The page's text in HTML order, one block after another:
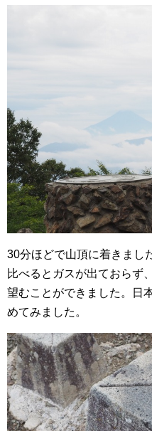
30分ほどで山頂に着きまし
比べるとガスが出ておらず
望むことができました。日
めてみました。